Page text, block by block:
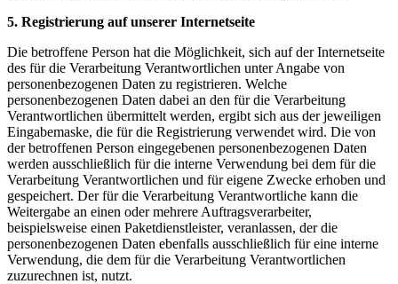
5. Registrierung auf unserer Internetseite
Die betroffene Person hat die Möglichkeit, sich auf der Internetseite
des für die Verarbeitung Verantwortlichen unter Angabe von
personenbezogenen Daten zu registrieren. Welche
personenbezogenen Daten dabei an den für die Verarbeitung
Verantwortlichen übermittelt werden, ergibt sich aus der jeweiligen
Eingabemaske, die für die Registrierung verwendet wird. Die von
der betroffenen Person eingegebenen personenbezogenen Daten
werden ausschließlich für die interne Verwendung bei dem für die
Verarbeitung Verantwortlichen und für eigene Zwecke erhoben und
gespeichert. Der für die Verarbeitung Verantwortliche kann die
Weitergabe an einen oder mehrere Auftragsverarbeiter,
beispielsweise einen Paketdienstleister, veranlassen, der die
personenbezogenen Daten ebenfalls ausschließlich für eine interne
Verwendung, die dem für die Verarbeitung Verantwortlichen
zuzurechnen ist, nutzt.